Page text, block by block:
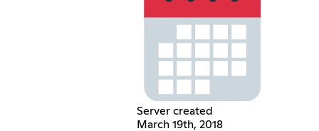
Server created
March 19th, 2018